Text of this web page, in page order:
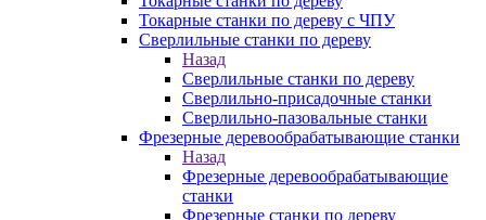
Токарные станки по дереву с ЧПУ
Сверлильные станки по дереву
Назад
Сверлильные станки по дереву
Сверлильно-присадочные станки
Сверлильно-пазовальные станки
Фрезерные деревообрабатывающие станки
Назад
Фрезерные деревообрабатывающие
станки
Фрезерные станки по дереву